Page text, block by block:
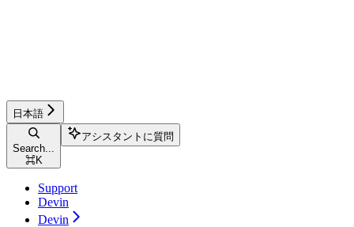
日本語
Search...
⌘K
アシスタントに質問
Support
Devin
Devin